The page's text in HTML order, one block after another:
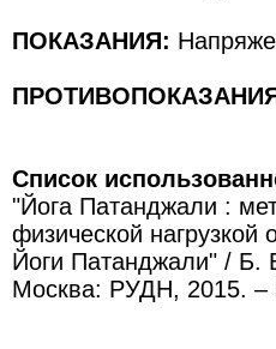
ПОКАЗАНИЯ:
Список
"Йога Патанджали :
физической нагрузкой
Йоги Патанджали" / Б.
Москва: РУДН, 2015. –